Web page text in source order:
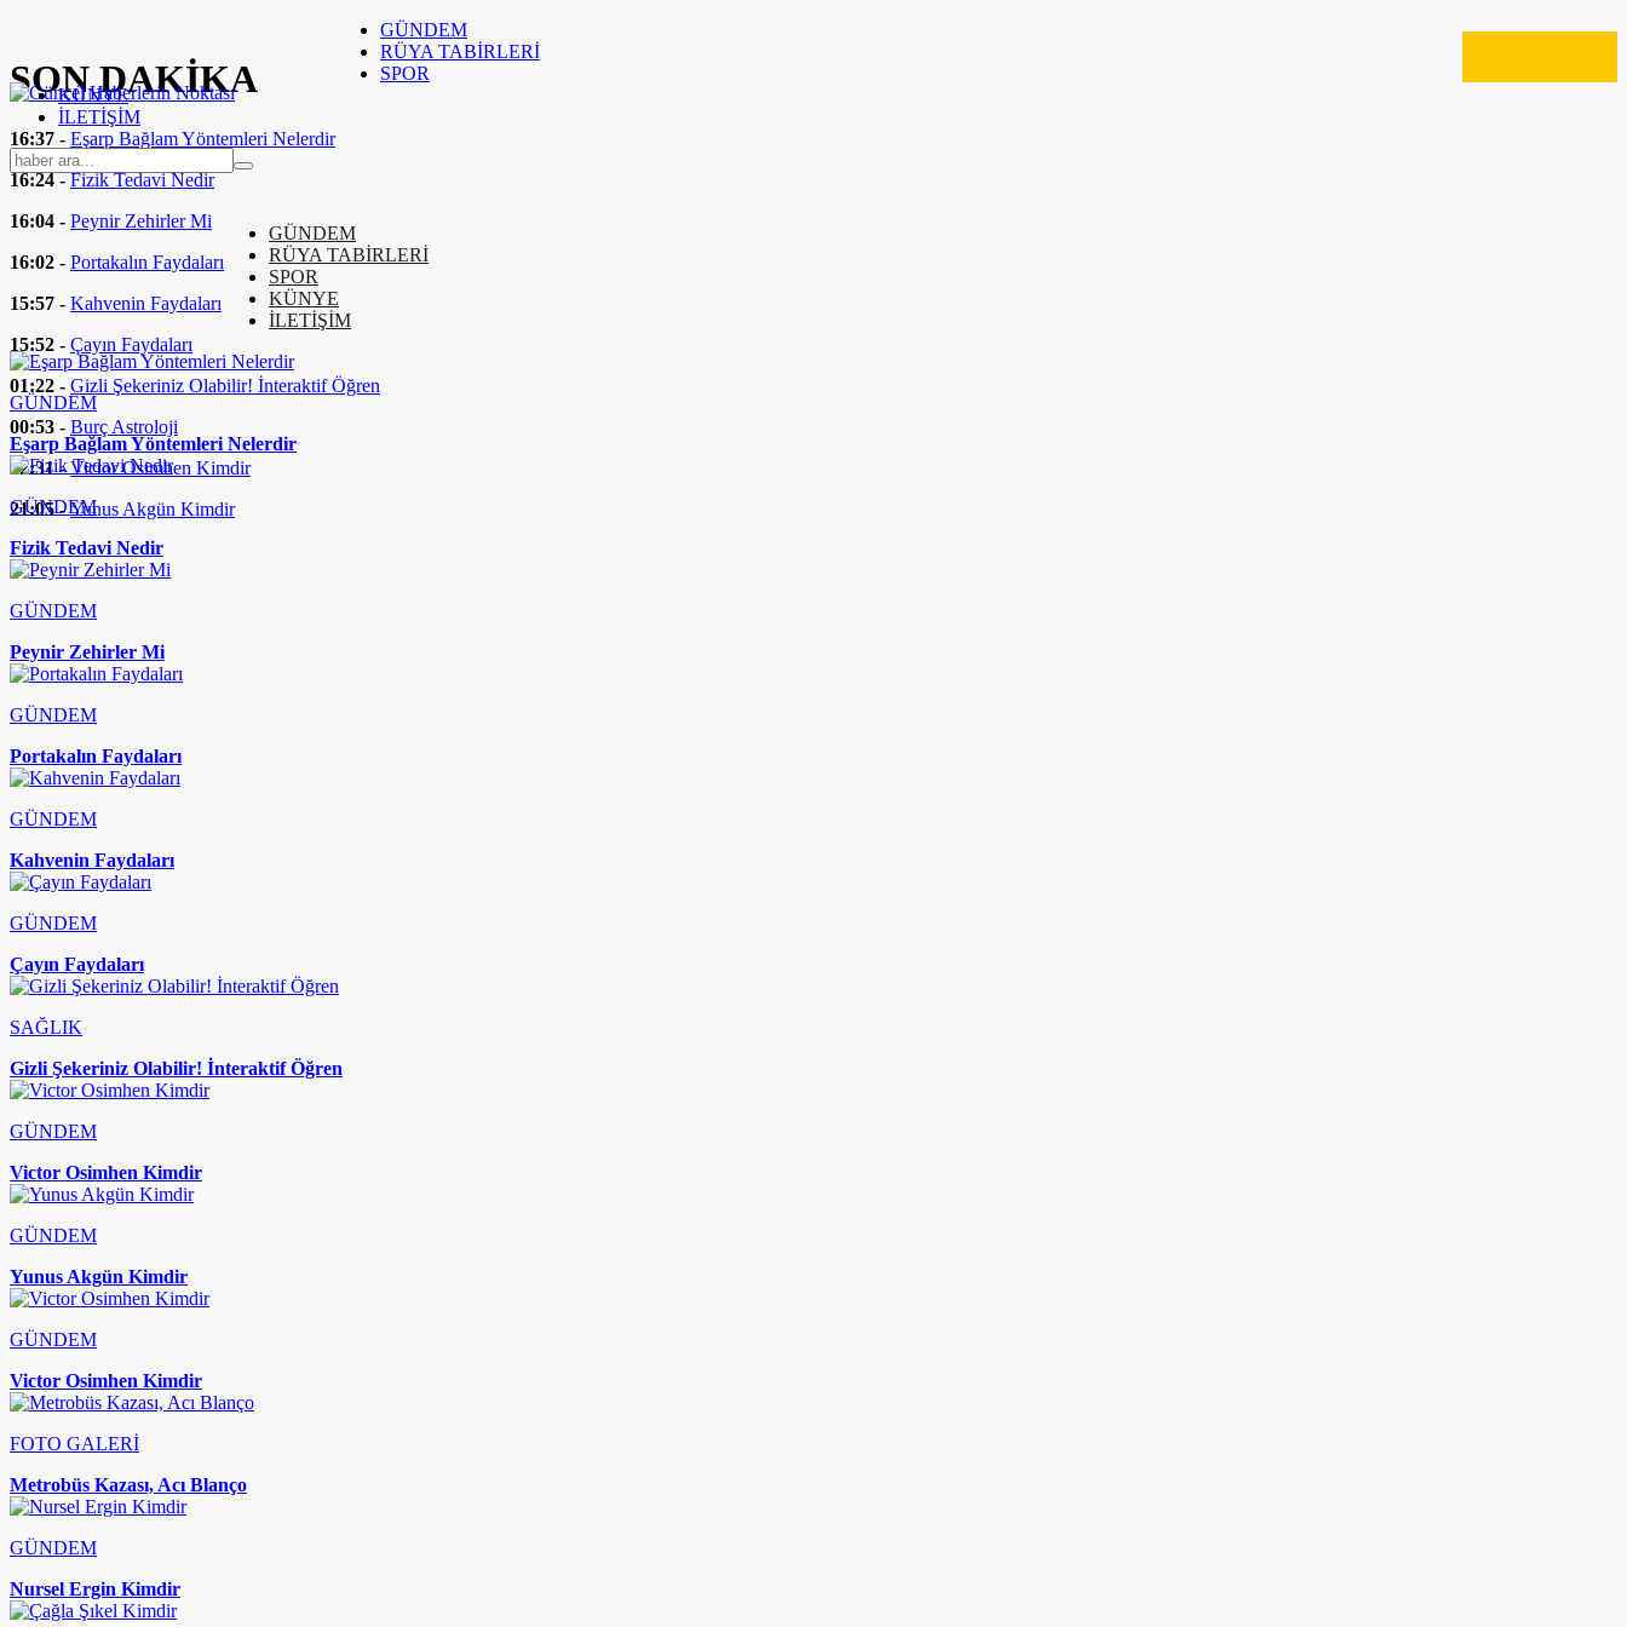
SON DAKİKA
16:37 - Eşarp Bağlam Yöntemleri Nelerdir
16:24 -Fizik Tedavi Nedir
16:04 - Peynir Zehirler Mi
16:02 - Portakalın Faydaları
15:57 - Kahvenin Faydaları
15:52 - Çayın Faydaları
01:22 - Gizli Şekeriniz Olabilir! İnteraktif Öğren
00:53 - Burç Astroloji
22:31 -Victor Osimhen Kimdir
21:05 -Yunus Akgün Kimdir
GÜNDEM
RÜYA TABİRLERİ
SPOR
KÜNYE
İLETİŞİM
GÜNDEM
RÜYA TABİRLERİ
SPOR
KÜNYE
İLETİŞİM
GÜNDEM
Eşarp Bağlam Yöntemleri Nelerdir
GÜNDEM
Fizik Tedavi Nedir
GÜNDEM
Peynir Zehirler Mi
GÜNDEM
Portakalın Faydaları
GÜNDEM
Kahvenin Faydaları
GÜNDEM
Çayın Faydaları
SAĞLIK
Gizli Şekeriniz Olabilir! İnteraktif Öğren
GÜNDEM
Victor Osimhen Kimdir
GÜNDEM
Yunus Akgün Kimdir
GÜNDEM
Victor Osimhen Kimdir
FOTO GALERİ
Metrobüs Kazası, Acı Blanço
GÜNDEM
Nursel Ergin Kimdir